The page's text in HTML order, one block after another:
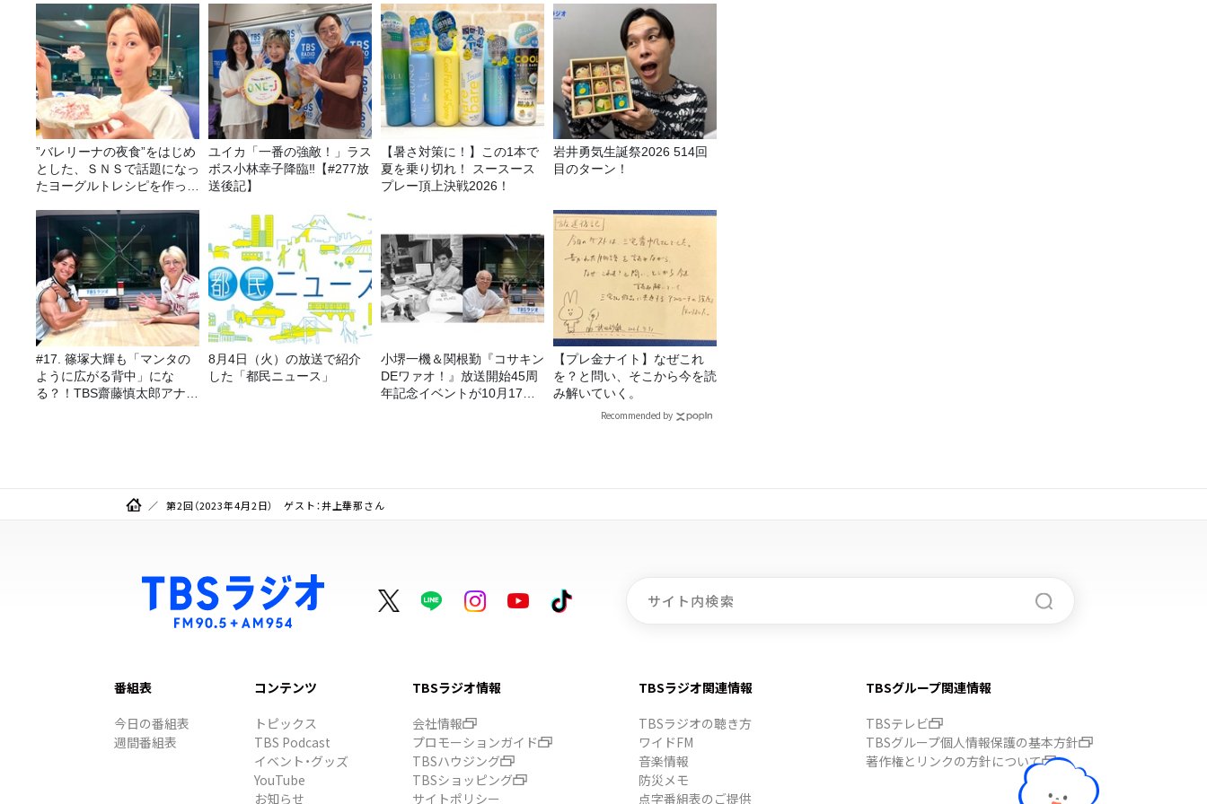
”バレリーナの夜食”をはじめ
とした、ＳＮＳで話題になっ
たヨーグルトレシピを作って
ユイカ「一番の強敵！」ラス
ボス小林幸子降臨‼【#277放
送後記】
【暑さ対策に！】この1本で
夏を乗り切れ！ スースース
プレー頂上決戦2026！
岩井勇気生誕祭2026 514回
目のターン！
#17. 篠塚大輝も「マンタの
ように広がる背中」にな
る？！TBS齋藤慎太郎アナに
8月4日（火）の放送で紹介
した「都民ニュース」
小堺一機＆関根勤『コサキン
DEワァオ！』放送開始45周
年記念イベントが10月17日
【プレ金ナイト】なぜこれ
を？と問い、そこから今を読
み解いていく。
Recommended by
第2回（2023年4月2日） ゲスト：井上華那さん
番組表
今日の番組表
週間番組表
コンテンツ
トピックス
TBS Podcast
イベント・グッズ
YouTube
お知らせ
TBSラジオ情報
会社情報
プロモーションガイド
TBSハウジング
TBSショッピング
サイトポリシー
TBSラジオ関連情報
TBSラジオの聴き方
ワイドFM
音楽情報
防災メモ
点字番組表のご提供
TBSグループ関連情報
TBSテレビ
TBSグループ個人情報保護の基本方針
著作権とリンクの方針について